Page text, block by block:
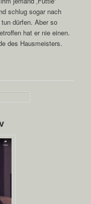
schlug sogar nach
dürfen. Aber so
hat er nie einen.
des Hausmeisters.